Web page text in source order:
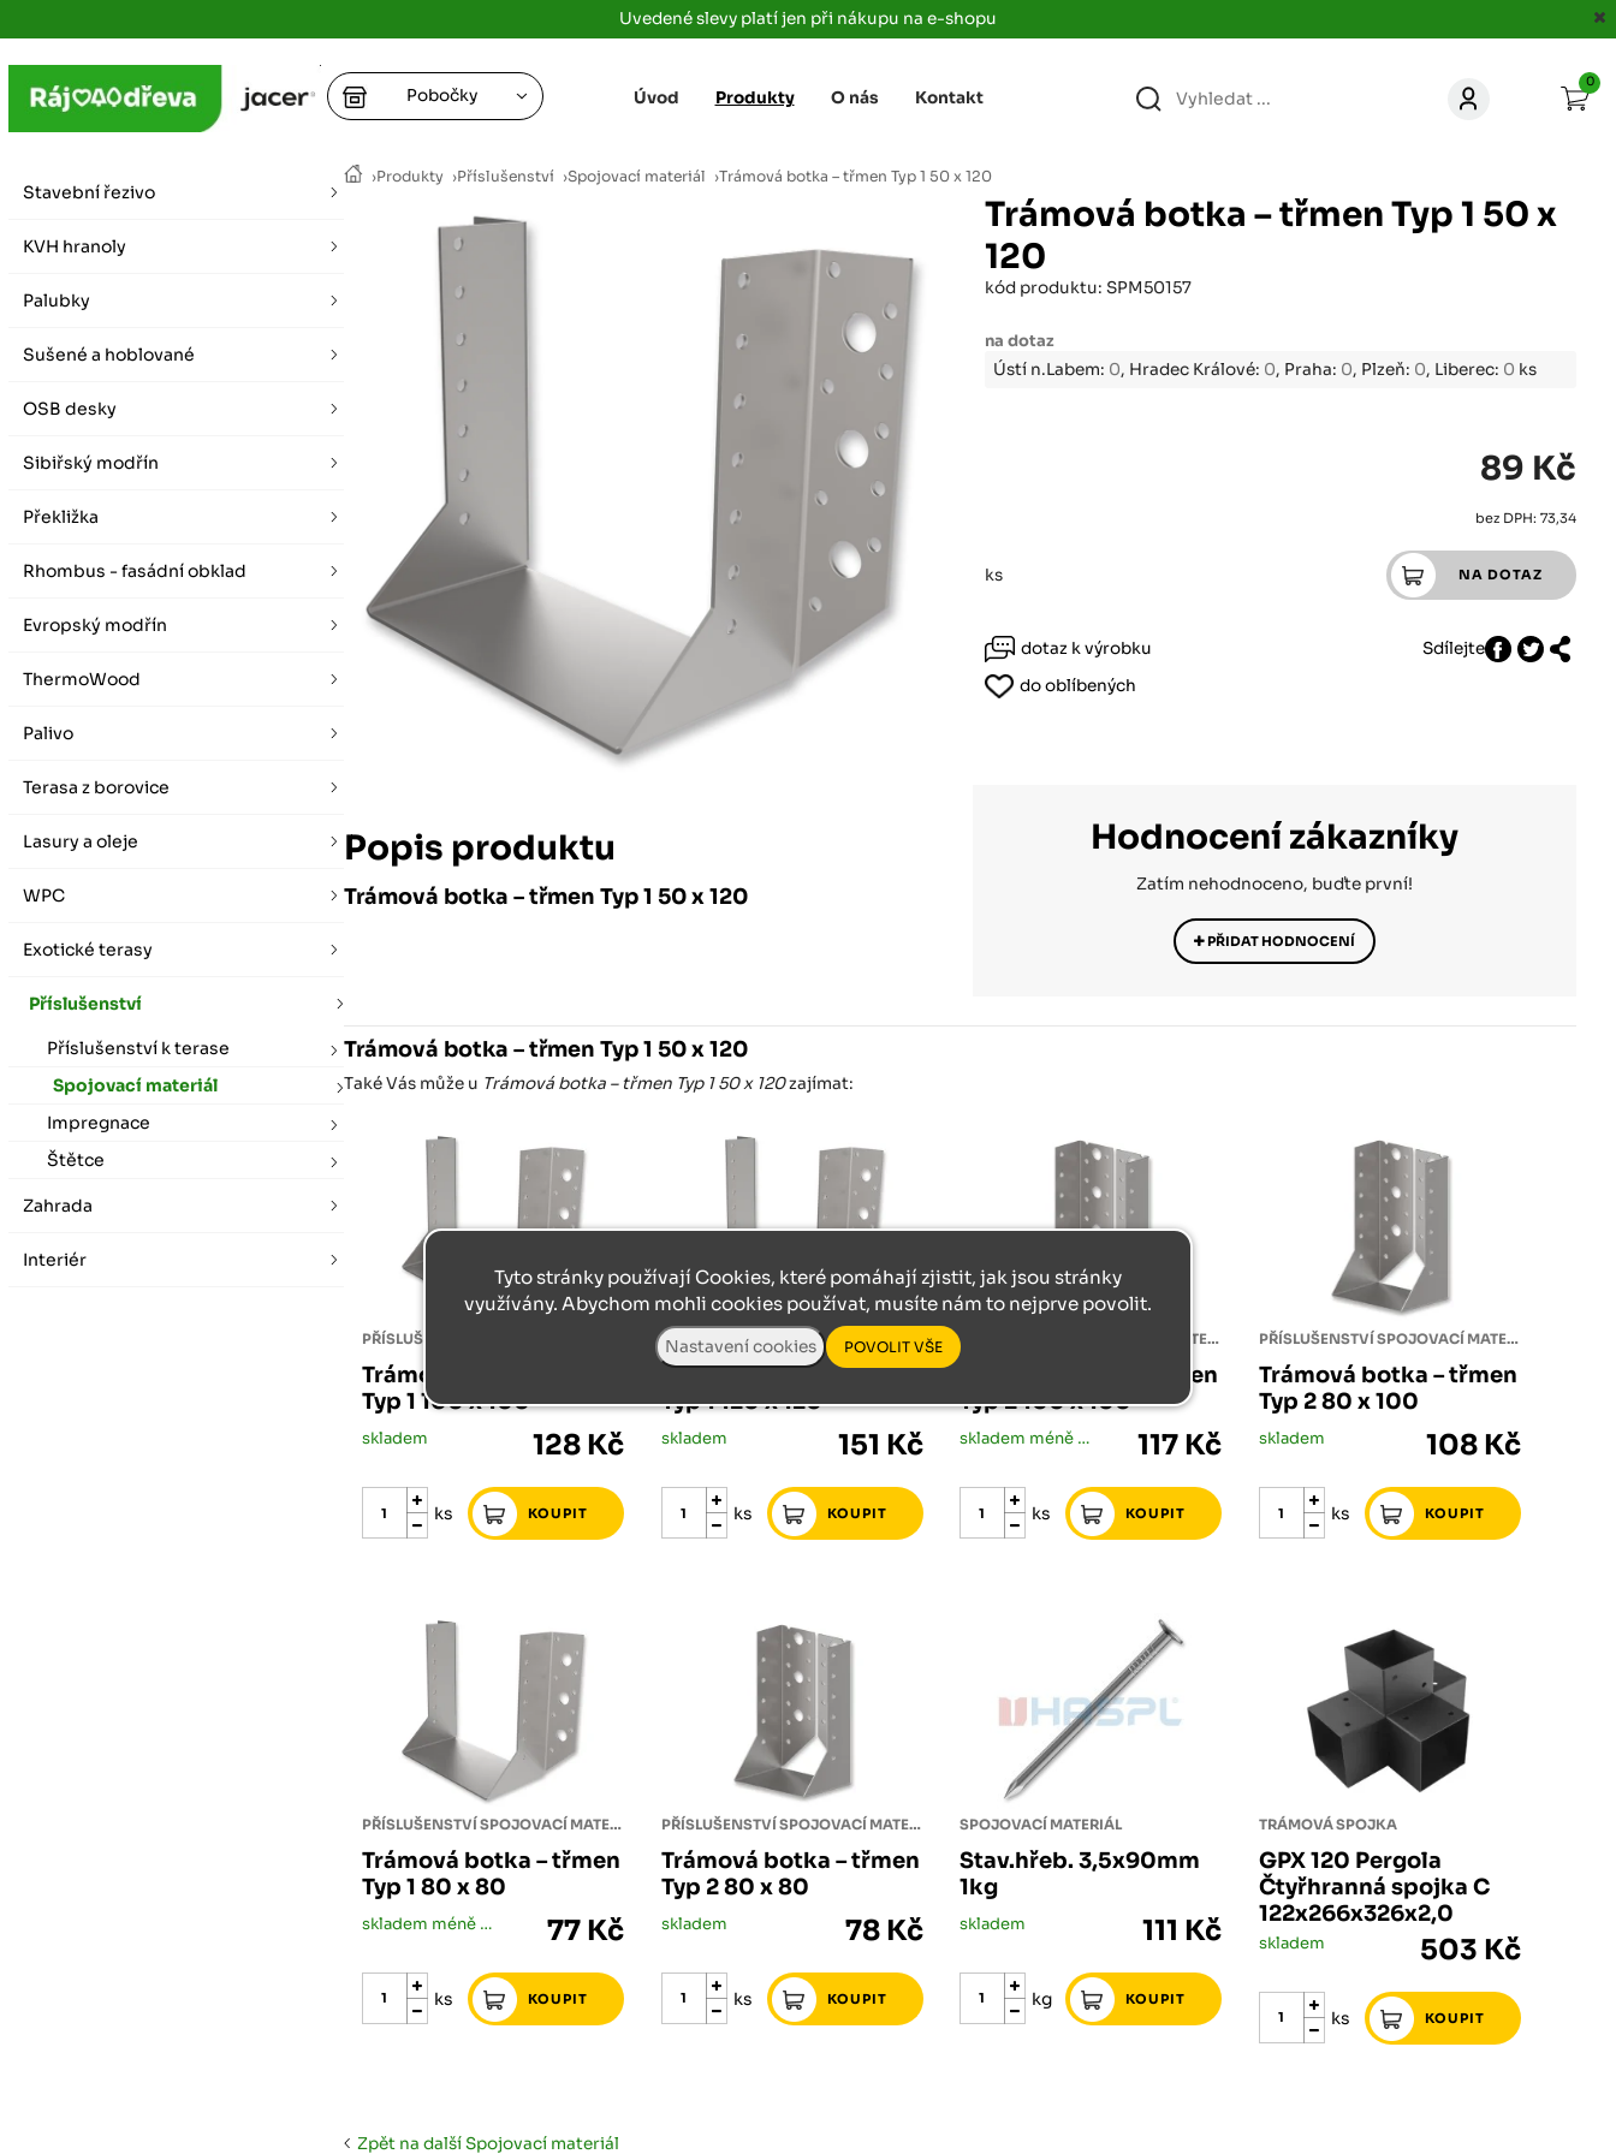
Uvedené slevy platí jen při nákupu na e-shopu
›Produkty ›Příslušenství ›Spojovací materiál ›Trámová botka – třmen Typ 1 50 x 120
Trámová botka – třmen Typ 1 50 x
120
kód produktu: SPM50157
na dotaz
Ústí n.Labem: 0, Hradec Králové: 0, Praha: 0, Plzeň: 0, Liberec: 0 ks
89 Kč
bez DPH: 73,34
ks
dotaz k výrobku
Sdílejte
do oblíbených
Popis produktu
Trámová botka – třmen Typ 1 50 x 120
Hodnocení zákazníky
Zatím nehodnoceno, buďte první!
PŘIDAT HODNOCENÍ
Trámová botka – třmen Typ 1 50 x 120
Také Vás může u Trámová botka – třmen Typ 1 50 x 120zajímat:
Trámová botka – třmen
Typ 1 100 x 100
skladem 128 Kč
ks
PŘÍSLUŠENSTVÍ SPOJOVACÍ MATERIÁL
Trámová botka – třmen
Typ 1 120 x 120
skladem 151 Kč
ks
PŘÍSLUŠENSTVÍ SPOJOVACÍ MATERIÁL
Trámová botka – třmen
Typ 2 100 x 100
skladem méně než 5 ks 117 Kč
ks
PŘÍSLUŠENSTVÍ SPOJOVACÍ MATERIÁL
Trámová botka – třmen
Typ 2 80 x 100
skladem 108 Kč
ks
PŘÍSLUŠENSTVÍ SPOJOVACÍ MATERIÁL
Trámová botka – třmen
Typ 1 80 x 80
skladem méně než 5 ks 77 Kč
ks
PŘÍSLUŠENSTVÍ SPOJOVACÍ MATERIÁL
Trámová botka – třmen
Typ 2 80 x 80
skladem 78 Kč
ks
SPOJOVACÍ MATERIÁL
Stav.hřeb. 3,5x90mm
1kg
skladem 111 Kč
kg
TRÁMOVÁ SPOJKA
GPX 120 Pergola
Čtyřhranná spojka C
122x266x326x2,0
skladem 503 Kč
ks
Zpět na další Spojovací materiál
Stavební řezivo
KVH hranoly
Palubky
Sušené a hoblované
OSB desky
Sibiřský modřín
Překližka
Rhombus - fasádní obklad
Evropský modřín
ThermoWood
Palivo
Terasa z borovice
Lasury a oleje
WPC
Exotické terasy
Příslušenství
Příslušenství k terase
Spojovací materiál
Impregnace
Štětce
Zahrada
Interiér
Úvod Produkty O nás Kontakt
0
Pobočky
+
+
Letní otevírací doba (březen - říjen)
Zimní otevírací doba (listopad - únor)
vybírat zde
Ústí nad Labem, 400 01
rajdrevausti
Hradec Králové
vybírat zde
(parkoviště MAKRO)
Březhrad, Hradec Králové, 503 32
+420 731 616 767
rajdrevahradec
Praha
vybírat zde
Tůmovka 110
(Za čerpací stanicí TANK ONO)
Předboj, 250 72
+420 734 850 860
rajdrevapraha
jacer.cz
Plzeň
vybírat zde
Rokycanská 2656/2,
(parkoviště Albert)
Plzeň 4, 301 00
Liberec
(na konci ulice u zrcadla)
Růžodol XI – Liberec, 460 01
Tyto stránky používají Cookies, které pomáhají zjistit, jak jsou stránky
využívány. Abychom mohli cookies používat, musíte nám to nejprve povolit.